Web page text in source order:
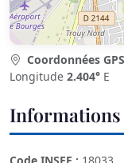
Coordonnées
Longitude 2.404° E